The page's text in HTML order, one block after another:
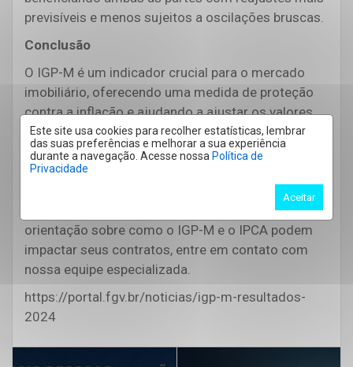
Este site usa cookies para recolher estatísticas, lembrar
das suas preferências e melhorar a sua experiência
durante a navegação. Acesse nossa Política de
Privacidade
Aceitar
previsíveis e menos sujeitos a oscilações bruscas.
Conclusão
O IGP-M é um indicador crucial para o mercado
imobiliário, oferecendo uma medida de proteção
contra a inflação e ajudando a ajustar os valores
de aluguel conforme as condições econômicas. Na
Âncora Imobiliária, estamos comprometidos em
fornecer a você informações atualizadas e suporte
para que suas transações imobiliárias sejam
seguras e transparentes. Para mais informações e
orientação sobre como o IGP-M e o IPCA podem
impactar seus contratos, entre em contato com
nossa equipe especializada.
https://portal.fgv.br/noticias/igp-m-resultados-
2024